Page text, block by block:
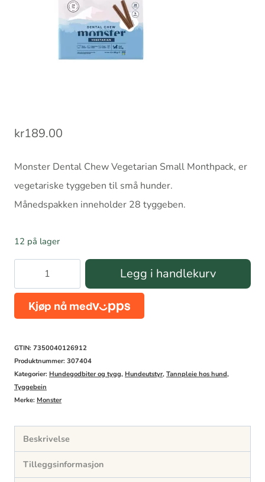
kr189.00
Monster Dental Chew Vegetarian Small Monthpack, er
vegetariske tyggeben til små hunder.
Månedspakken inneholder 28 tyggeben.
12 på lager
Monster
Dental
Chew
Small
Monthpack
antall
Legg i handlekurv
GTIN: 7350040126912
Produktnummer: 307404
Kategorier: Hundegodbiter og tygg, Hundeutstyr, Tannpleie hos hund,
Tyggebein
Merke: Monster
Beskrivelse
Tilleggsinformasjon